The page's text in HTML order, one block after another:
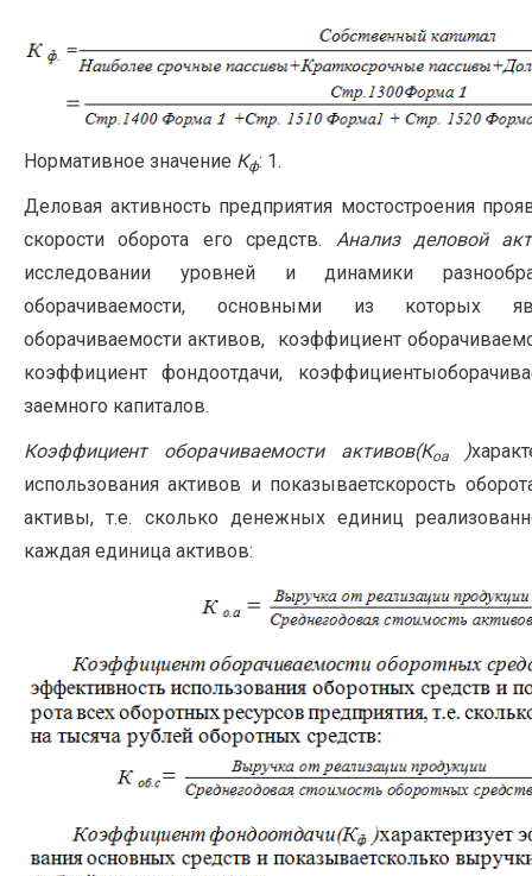
Нормативное значение Кф: 1.
Деловая активность предприятия мостостроения
скорости оборота его средств. Анализ деловой
исследовании уровней и динамики
оборачиваемости, основными из которых
оборачиваемости активов, коэффициент
коэффициент фондоотдачи,
заемного капиталов.
Коэффициент оборачиваемости активов(Коа)
использования активов и показываетскорость
активы, т.е. сколько денежных единиц
каждая единица активов: